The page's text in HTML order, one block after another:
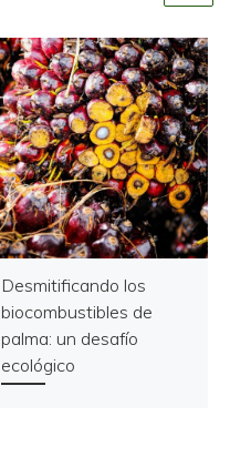
Desmitificando los
biocombustibles de
palma: un desafío
ecológico